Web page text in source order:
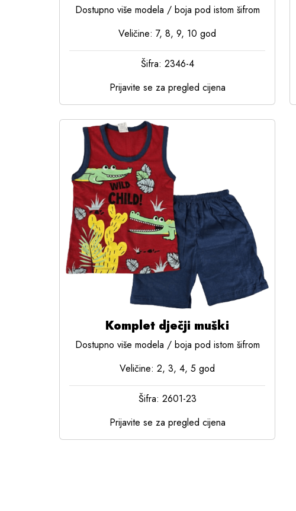
Dostupno više modela / boja pod istom šifrom
Veličine: 7, 8, 9, 10 god
Šifra: 2346-4
Prijavite se za pregled cijena
Komplet dječji muški
Dostupno više modela / boja pod istom šifrom
Veličine: 2, 3, 4, 5 god
Šifra: 2601-23
Prijavite se za pregled cijena